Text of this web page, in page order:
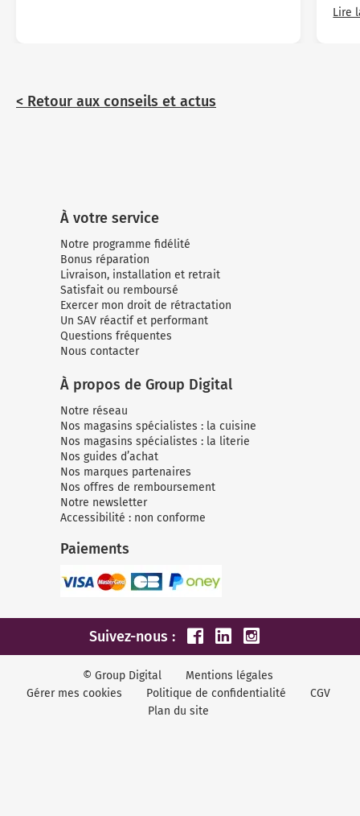
Lire
< Retour aux conseils et actus
À votre service
Notre programme fidélité
Bonus réparation
Livraison, installation et retrait
Satisfait ou remboursé
Exercer mon droit de rétractation
Un SAV réactif et performant
Questions fréquentes
Nous contacter
À propos de Group Digital
Notre réseau
Nos magasins spécialistes : la cuisine
Nos magasins spécialistes : la literie
Nos guides d’achat
Nos marques partenaires
Nos offres de remboursement
Notre newsletter
Accessibilité : non conforme
Paiements
Suivez-nous :
© Group Digital
Mentions légales
Gérer mes cookies
Politique de confidentialité
CGV
Plan du site